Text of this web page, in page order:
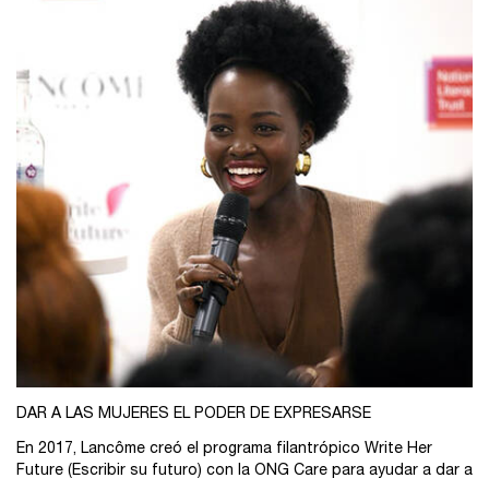
DAR A LAS MUJERES EL PODER DE EXPRESARSE
En 2017, Lancôme creó el programa filantrópico Write Her
Future (Escribir su futuro) con la ONG Care para ayudar a dar a